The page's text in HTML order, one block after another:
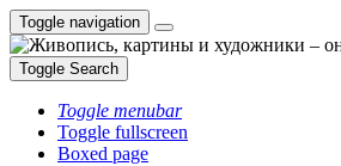
Toggle navigation
Toggle Search
Toggle menubar
Toggle fullscreen
Boxed page